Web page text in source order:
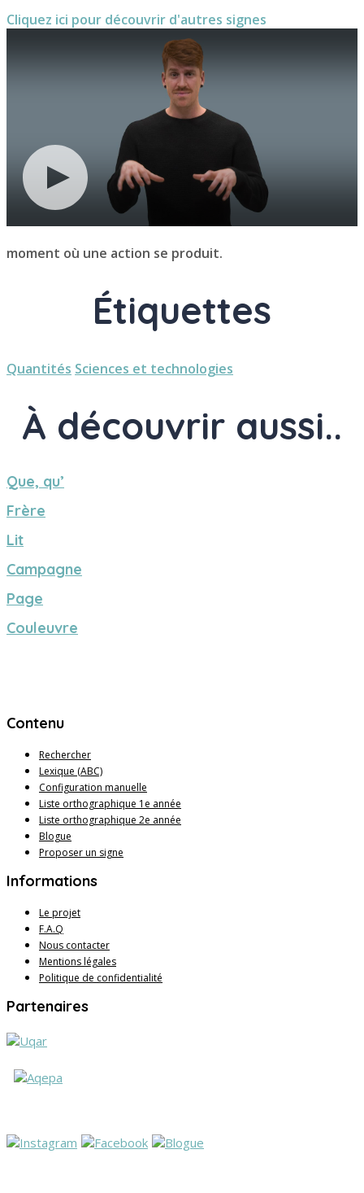
Cliquez ici pour découvrir d'autres signes
moment où une action se produit.
Étiquettes
Quantités Sciences et technologies
À découvrir aussi..
Que, qu’
Frère
Lit
Campagne
Page
Couleuvre
Contenu
Rechercher
Lexique (ABC)
Configuration manuelle
Liste orthographique 1e année
Liste orthographique 2e année
Blogue
Proposer un signe
Informations
Le projet
F.A.Q
Nous contacter
Mentions légales
Politique de confidentialité
Partenaires